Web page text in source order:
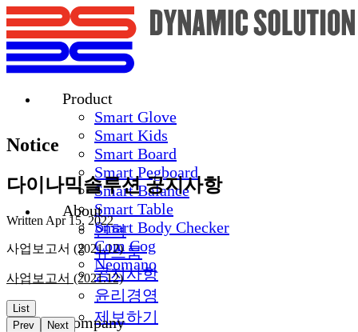
Product
Smart Glove
Smart Kids
Smart Board
Smart Pegboard
Smart Balance
Smart Table
Smart Body Checker
Com Cog
Neomano
About
연혁
뉴스룸
공지사항
윤리경영
제보하기
Company
Notice
다이나믹솔루션 공지사항
Written Apr 15, 2022
사업보고서 (2021.12)
사업보고서 (2021.12)
List
Prev
Next